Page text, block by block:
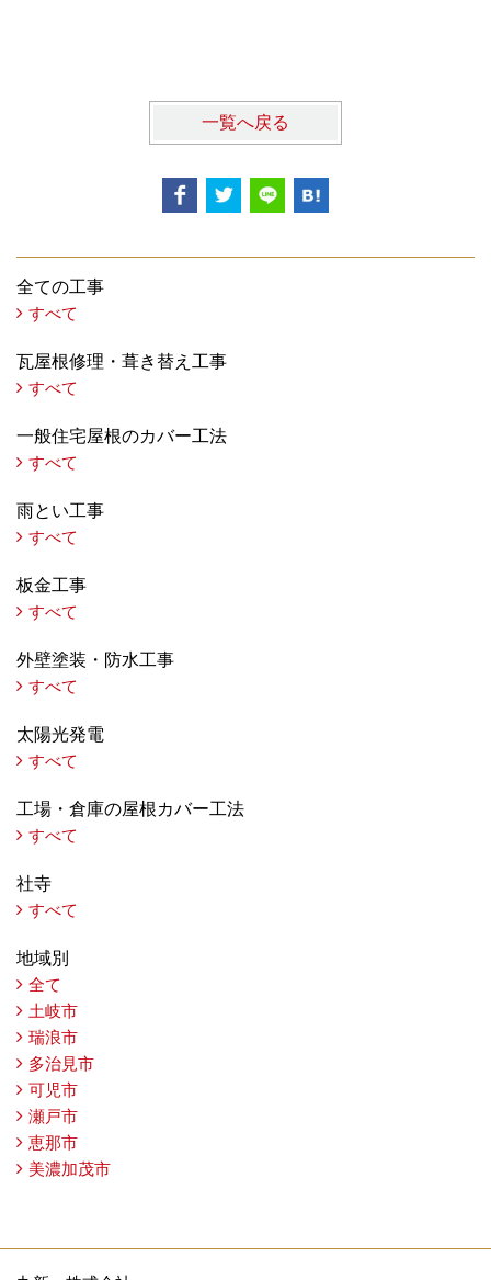
一覧へ戻る
全ての工事
すべて
瓦屋根修理・葺き替え工事
すべて
一般住宅屋根のカバー工法
すべて
雨とい工事
すべて
板金工事
すべて
外壁塗装・防水工事
すべて
太陽光発電
すべて
工場・倉庫の屋根カバー工法
すべて
社寺
すべて
地域別
全て
土岐市
瑞浪市
多治見市
可児市
瀬戸市
恵那市
美濃加茂市